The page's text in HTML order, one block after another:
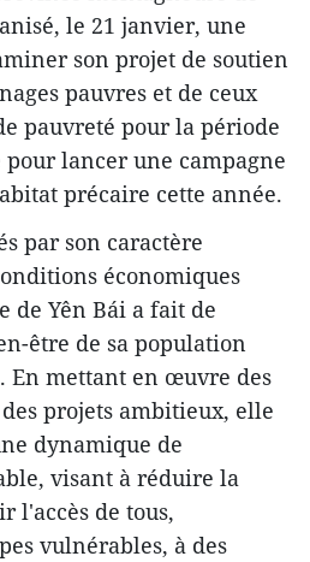
le 21 janvier, une
son projet de soutien
pauvres et de ceux
pauvreté pour la période
pour lancer une campagne
précaire cette année.
par son caractère
économiques
Yên Bái a fait de
être de sa population
En mettant en œuvre des
projets ambitieux, elle
dynamique de
visant à réduire la
l'accès de tous,
vulnérables, à des